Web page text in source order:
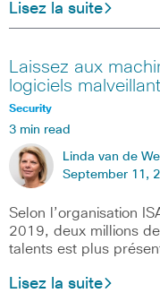
Lisez la suite
Laissez aux
logiciels
Security
3 min read
Linda van de
September 11,
Selon l’organisation
2019, deux millions
talents est plus
Lisez la suite